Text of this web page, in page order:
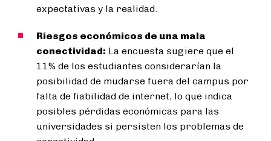
expectativas y la realidad.
Riesgos económicos de una mala
conectividad: La encuesta sugiere que el
11% de los estudiantes considerarían la
posibilidad de mudarse fuera del campus por
falta de fiabilidad de internet, lo que indica
posibles pérdidas económicas para las
universidades si persisten los problemas de